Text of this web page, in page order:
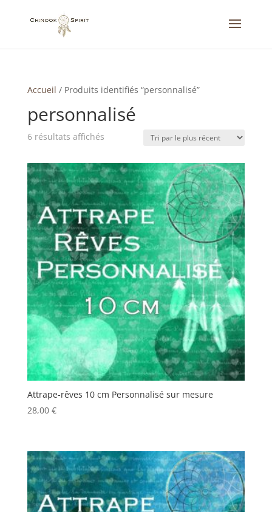
Accueil / Produits identifiés “personnalisé”
personnalisé
6 résultats affichésTrié
plus
récent
au
plus
ancien
Attrape-rêves 10 cm Personnalisé sur mesure
28,00 €